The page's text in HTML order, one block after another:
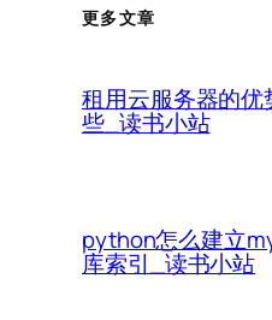
更多文章
租用云服务器的优
些_读书小站
python怎么建立
库索引_读书小站